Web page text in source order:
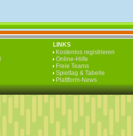
LINKS
Kostenlos registrieren
Online-Hilfe
Freie Teams
Spieltag & Tabelle
Plattform-News